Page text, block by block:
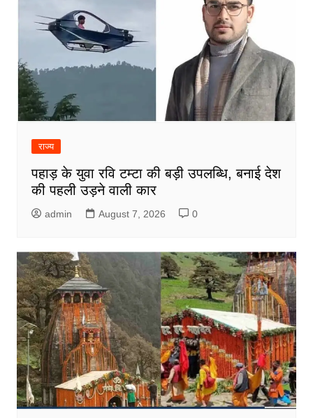
राज्य
पहाड़ के युवा रवि टम्टा की बड़ी उपलब्धि, बनाई देश
की पहली उड़ने वाली कार
admin August 7, 2026 0